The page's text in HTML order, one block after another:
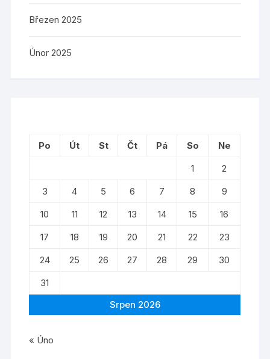
Březen 2025
Únor 2025
Srpen 2026
Po Út St Čt Pá So
Ne
1
2
3
4 5 6 7 8
9
10
11 12 13 14 15
16
17
18 19 20 21 22
23
24
25 26 27 28 29
30
31
« Úno